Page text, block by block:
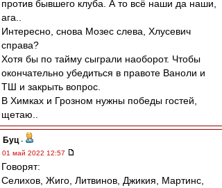
против бывшего клуба. А то всё наши да наши,
ага..
Интересно, снова Мозес слева, Хлусевич
справа?
Хотя бы по тайму сыграли наоборот. Чтобы
окончательно убедиться в правоте Ваноли и
ТШ и закрыть вопрос.
В Химках и Грозном нужны победы гостей,
щетаю..
Буц -
01 май 2022 12:57
Говорят:
Селихов, Жиго, Литвинов, Джикия, Мартинс,